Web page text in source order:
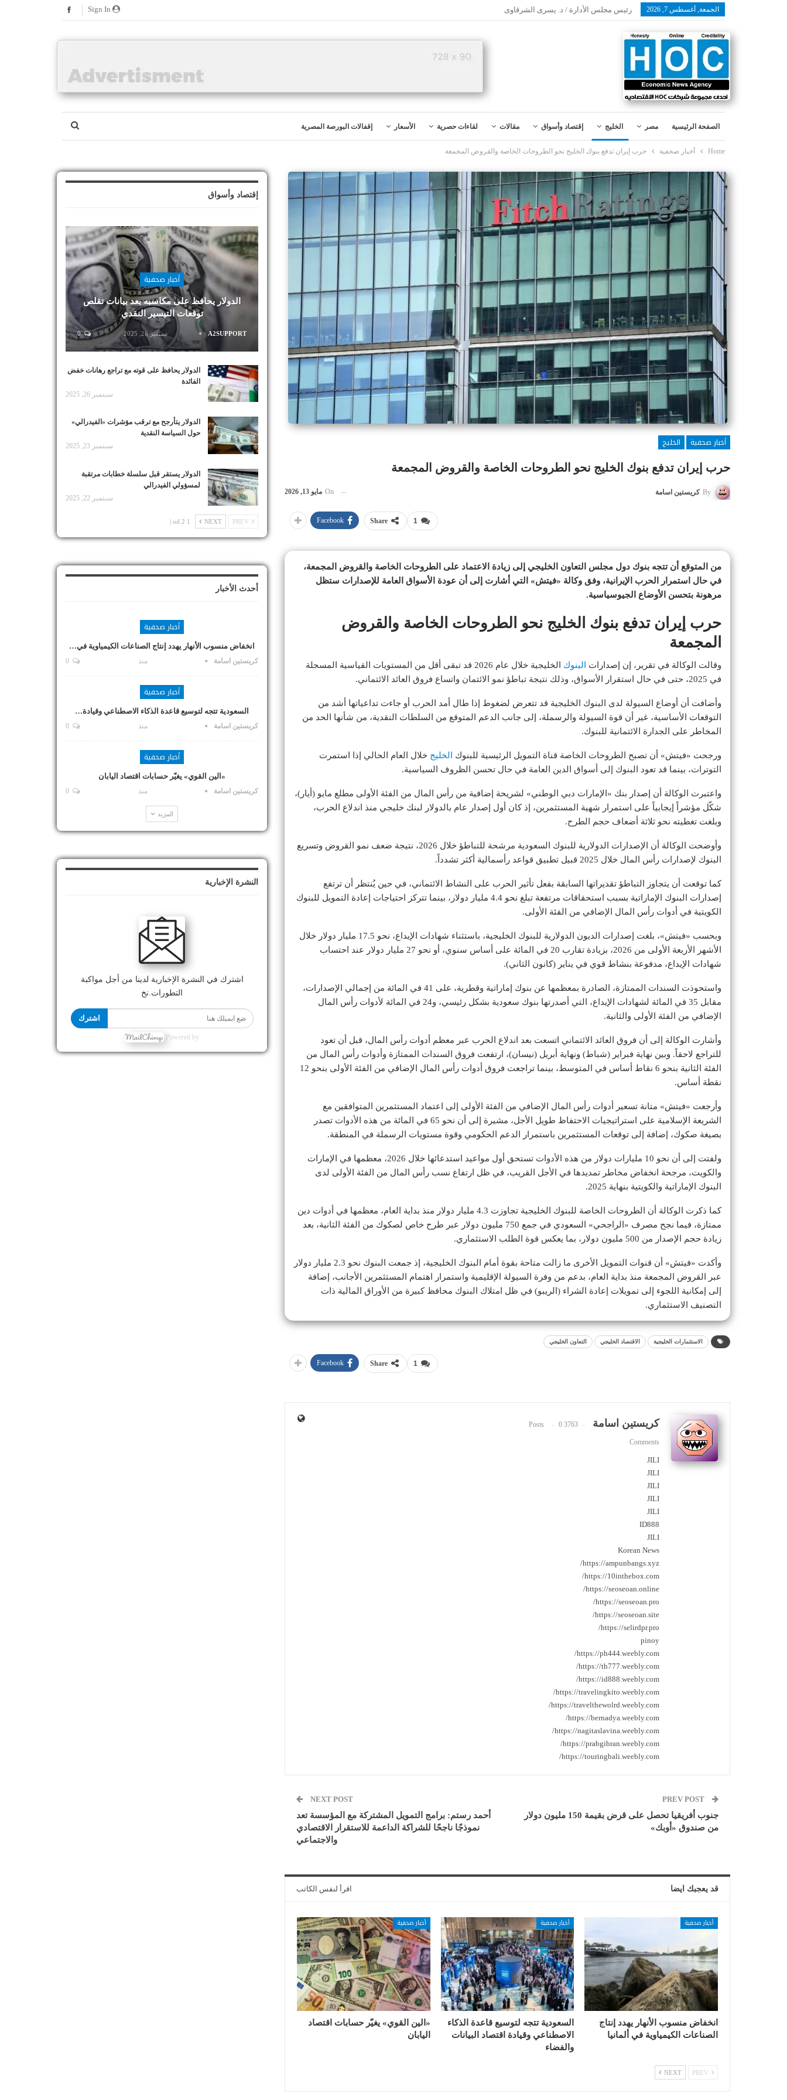
الجمعة, أغسطس 7, 2026 رئيس مجلس الأدارة / د. يسرى الشرقاوى
الصفحة الرئيسية مصر الخليج إقتصاد وأسواق مقالات لقاءات حصرية الأسعار إقفالات البورصة المصرية
Home أخبار صحفية حرب إيران تدفع بنوك الخليج نحو الطروحات الخاصة والقروض المجمعة
أخبار صحفية
الخليج
حرب إيران تدفع بنوك الخليج نحو الطروحات الخاصة والقروض المجمعة
By كريستين اسامة On مايو 13, 2026
1
Share
Facebook
من المتوقع أن تتجه بنوك دول مجلس التعاون الخليجي إلى زيادة الاعتماد على الطروحات الخاصة والقروض المجمعة،
في حال استمرار الحرب الإيرانية، وفق وكالة «فيتش» التي أشارت إلى أن عودة الأسواق العامة للإصدارات ستظل
مرهونة بتحسن الأوضاع الجيوسياسية.
حرب إيران تدفع بنوك الخليج نحو الطروحات الخاصة والقروض
المجمعة
وقالت الوكالة في تقرير، إن إصدارات البنوك
الخليجية خلال عام 2026 قد تبقى أقل من المستويات القياسية المسجلة
في 2025، حتى في حال استقرار الأسواق، وذلك نتيجة تباطؤ نمو الائتمان واتساع فروق العائد الائتماني.
وأضافت أن أوضاع السيولة لدى البنوك الخليجية قد تتعرض لضغوط إذا طال أمد الحرب أو جاءت تداعياتها أشد من
التوقعات الأساسية، غير أن قوة السيولة والرسملة، إلى جانب الدعم المتوقع من السلطات النقدية، من شأنها الحد من
المخاطر على الجدارة الائتمانية للبنوك.
ورجحت «فيتش» أن تصبح الطروحات الخاصة قناة التمويل الرئيسية للبنوك الخليج خلال العام الحالي إذا استمرت
التوترات، بينما قد تعود البنوك إلى أسواق الدين العامة في حال تحسن الظروف السياسية.
واعتبرت الوكالة أن إصدار بنك «الإمارات دبي الوطني» لشريحة إضافية من رأس المال من الفئة الأولى مطلع مايو (أيار)،
شكّل مؤشراً إيجابياً على استمرار شهية المستثمرين، إذ كان أول إصدار عام بالدولار لبنك خليجي منذ اندلاع الحرب،
وبلغت تغطيته نحو ثلاثة أضعاف حجم الطرح.
وأوضحت الوكالة أن الإصدارات الدولارية للبنوك السعودية مرشحة للتباطؤ خلال 2026، نتيجة ضعف نمو القروض وتسريع
البنوك لإصدارات رأس المال خلال 2025 قبيل تطبيق قواعد رأسمالية أكثر تشدداً.
كما توقعت أن يتجاوز التباطؤ تقديراتها السابقة بفعل تأثير الحرب على النشاط الائتماني، في حين يُنتظر أن ترتفع
إصدارات البنوك الإماراتية بسبب استحقاقات مرتفعة تبلغ نحو 4.4 مليار دولار، بينما تتركز احتياجات إعادة التمويل للبنوك
الكويتية في أدوات رأس المال الإضافي من الفئة الأولى.
وبحسب «فيتش»، بلغت إصدارات الديون الدولارية للبنوك الخليجية، باستثناء شهادات الإيداع، نحو 17.5 مليار دولار خلال
الأشهر الأربعة الأولى من 2026، بزيادة تقارب 20 في المائة على أساس سنوي، أو نحو 27 مليار دولار عند احتساب
شهادات الإيداع، مدفوعة بنشاط قوي في يناير (كانون الثاني).
واستحوذت السندات الممتازة، الصادرة بمعظمها عن بنوك إماراتية وقطرية، على 41 في المائة من إجمالي الإصدارات،
مقابل 35 في المائة لشهادات الإيداع، التي أصدرتها بنوك سعودية بشكل رئيسي، و24 في المائة لأدوات رأس المال
الإضافي من الفئة الأولى والثانية.
وأشارت الوكالة إلى أن فروق العائد الائتماني اتسعت بعد اندلاع الحرب عبر معظم أدوات رأس المال، قبل أن تعود
للتراجع لاحقاً. وبين نهاية فبراير (شباط) ونهاية أبريل (نيسان)، ارتفعت فروق السندات الممتازة وأدوات رأس المال من
الفئة الثانية بنحو 6 نقاط أساس في المتوسط، بينما تراجعت فروق أدوات رأس المال الإضافي من الفئة الأولى بنحو 12
نقطة أساس.
وأرجعت «فيتش» متانة تسعير أدوات رأس المال الإضافي من الفئة الأولى إلى اعتماد المستثمرين المتوافقين مع
الشريعة الإسلامية على استراتيجيات الاحتفاظ طويل الأجل، مشيرة إلى أن نحو 65 في المائة من هذه الأدوات تصدر
بصيغة صكوك، إضافة إلى توقعات المستثمرين باستمرار الدعم الحكومي وقوة مستويات الرسملة في المنطقة.
ولفتت إلى أن نحو 10 مليارات دولار من هذه الأدوات تستحق أول مواعيد استدعائها خلال 2026، معظمها في الإمارات
والكويت، مرجحة انخفاض مخاطر تمديدها في الأجل القريب، في ظل ارتفاع نسب رأس المال من الفئة الأولى لدى
البنوك الإماراتية والكويتية بنهاية 2025.
كما ذكرت الوكالة أن الطروحات الخاصة للبنوك الخليجية تجاوزت 4.3 مليار دولار منذ بداية العام، معظمها في أدوات دين
ممتازة، فيما نجح مصرف «الراجحي» السعودي في جمع 750 مليون دولار عبر طرح خاص لصكوك من الفئة الثانية، بعد
زيادة حجم الإصدار من 500 مليون دولار، بما يعكس قوة الطلب الاستثماري.
وأكدت «فيتش» أن قنوات التمويل الأخرى ما زالت متاحة بقوة أمام البنوك الخليجية، إذ جمعت البنوك نحو 2.3 مليار دولار
عبر القروض المجمعة منذ بداية العام، بدعم من وفرة السيولة الإقليمية واستمرار اهتمام المستثمرين الأجانب، إضافة
إلى إمكانية اللجوء إلى تمويلات إعادة الشراء (الريبو) في ظل امتلاك البنوك محافظ كبيرة من الأوراق المالية ذات
التصنيف الاستثماري.
الاستثمارات الخليجية الاقتصاد الخليجي التعاون الخليجي
1
Share
Facebook
كريستين اسامة 3763 Posts
0
Comments
JILI
JILI
JILI
JILI
JILI
ID888
JILI
Korean News
https://ampunbangs.xyz/
https://10inthebox.com/
https://seoseoan.online/
https://seoseoan.pro/
https://seoseoan.site/
https://selirdpr.pro/
pinoy
https://ph444.weebly.com/
https://th777.weebly.com/
https://id888.weebly.com/
https://travelingkito.weebly.com/
https://travelthewolrd.weebly.com/
https://bernadya.weebly.com/
https://nagitaslavina.weebly.com/
https://prabgibran.weebly.com/
https://touringbali.weebly.com/
جنوب أفريقيا تحصل على قرض بقيمة 150 مليون دولار
من صندوق «أوبك»
NEXT POST
أحمد رستم: برامج التمويل المشتركة مع المؤسسة تعد
نموذجًا ناجحًا للشراكة الداعمة للاستقرار الاقتصادي
والاجتماعي
قد يعجبك ايضا اقرأ لنفس الكاتب
أخبار صحفية
انخفاض منسوب الأنهار يهدد إنتاج
الصناعات الكيمياوية في ألمانيا
أخبار صحفية
السعودية تتجه لتوسيع قاعدة الذكاء
الاصطناعي وقيادة اقتصاد البيانات
والفضاء
أخبار صحفية
«الين القوي» يغيّر حسابات اقتصاد
اليابان
NEXT
إقتصاد وأسواق
أخبار صحفية
الدولار يحافظ على مكاسبه بعد بيانات تقلص
توقعات التيسير النقدي
A2SUPPORT سبتمبر 26, 2025 0
الدولار يحافظ على قوته مع تراجع رهانات خفض
الفائدة
سبتمبر 26, 2025
الدولار يتأرجح مع ترقب مؤشرات «الفيدرالي»
حول السياسة النقدية
سبتمبر 23, 2025
الدولار يستقر قبل سلسلة خطابات مرتقبة
لمسؤولي الفيدرالي
سبتمبر 22, 2025
NEXT
1 od 2 |
أحدث الأخبار
أخبار صحفية
انخفاض منسوب الأنهار يهدد إنتاج الصناعات الكيمياوية في…
كريستين اسامة منذ
أخبار صحفية
السعودية تتجه لتوسيع قاعدة الذكاء الاصطناعي وقيادة…
كريستين اسامة منذ
أخبار صحفية
«الين القوي» يغيّر حسابات اقتصاد اليابان
كريستين اسامة منذ
المزيد
النشرة الإخبارية
اشترك في النشرة الإخبارية لدينا من أجل مواكبة
التطورات.نخ
اشترك
Powered by